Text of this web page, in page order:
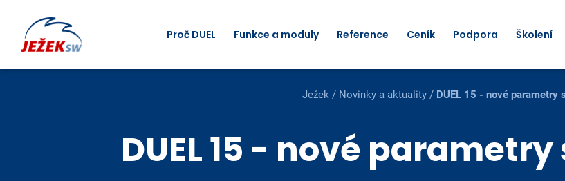
Proč DUEL Funkce a moduly Reference Ceník Podpora Školení
Ježek/ Novinky a aktuality/ DUEL 15 - nové parametry
DUEL 15 - nové